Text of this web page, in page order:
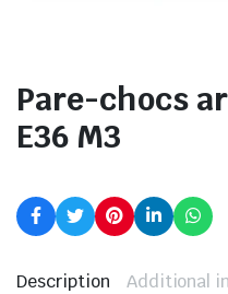
Pare-chocs
E36 M3
Description Additional